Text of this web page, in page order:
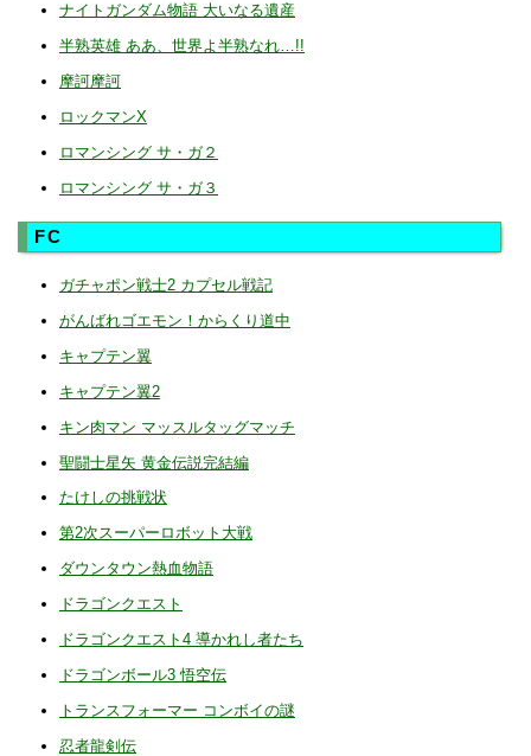
ナイトガンダム物語 大いなる遺産
半熟英雄 ああ、世界よ半熟なれ…!!
摩訶摩訶
ロックマンX
ロマンシング サ・ガ２
ロマンシング サ・ガ３
FC
ガチャポン戦士2 カプセル戦記
がんばれゴエモン！からくり道中
キャプテン翼
キャプテン翼2
キン肉マン マッスルタッグマッチ
聖闘士星矢 黄金伝説完結編
たけしの挑戦状
第2次スーパーロボット大戦
ダウンタウン熱血物語
ドラゴンクエスト
ドラゴンクエスト4 導かれし者たち
ドラゴンボール3 悟空伝
トランスフォーマー コンボイの謎
忍者龍剣伝